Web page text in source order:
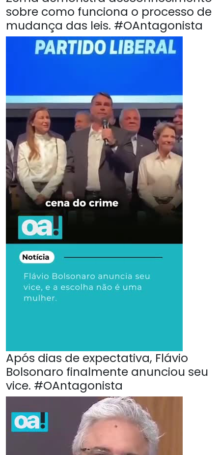
sobre como funciona o processo de
mudança das leis. #OAntagonista
Após dias de expectativa, Flávio
Bolsonaro finalmente anunciou seu
vice. #OAntagonista